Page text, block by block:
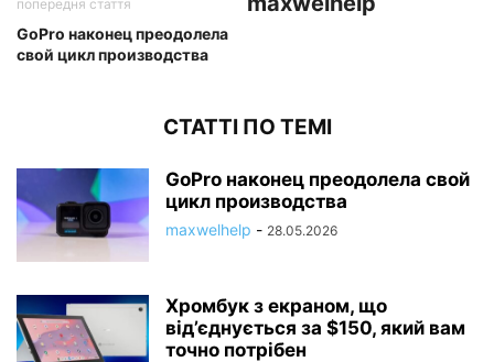
попередня стаття
GoPro наконец преодолела
свой цикл производства
СТАТТІ ПО ТЕМІ
GoPro наконец преодолела свой
цикл производства
maxwelhelp - 28.05.2026
Хромбук з екраном, що
від’єднується за $150, який вам
точно потрібен